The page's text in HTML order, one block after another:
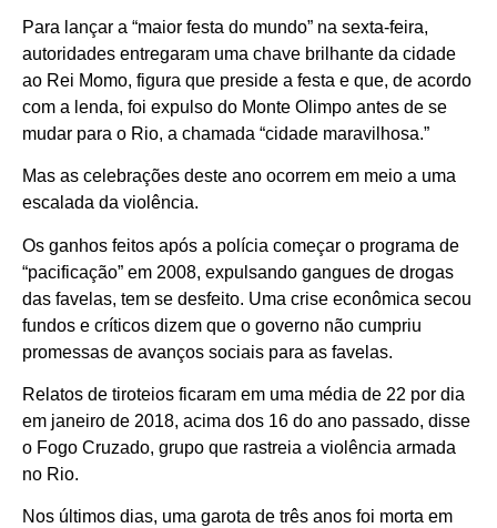
Para lançar a “maior festa do mundo” na sexta-feira,
autoridades entregaram uma chave brilhante da cidade
ao Rei Momo, figura que preside a festa e que, de acordo
com a lenda, foi expulso do Monte Olimpo antes de se
mudar para o Rio, a chamada “cidade maravilhosa.”
Mas as celebrações deste ano ocorrem em meio a uma
escalada da violência.
Os ganhos feitos após a polícia começar o programa de
“pacificação” em 2008, expulsando gangues de drogas
das favelas, tem se desfeito. Uma crise econômica secou
fundos e críticos dizem que o governo não cumpriu
promessas de avanços sociais para as favelas.
Relatos de tiroteios ficaram em uma média de 22 por dia
em janeiro de 2018, acima dos 16 do ano passado, disse
o Fogo Cruzado, grupo que rastreia a violência armada
no Rio.
Nos últimos dias, uma garota de três anos foi morta em